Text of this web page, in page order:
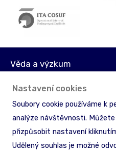
Věda a výzkum
Akcionáři
Licenční podmínky
Ochrana informací
Zpětný odběr & recyklace
Nastavení cookies
Soubory cookie používáme k
analýze návštěvnosti.
přizpůsobit nastavení
Udělený souhlas je možné